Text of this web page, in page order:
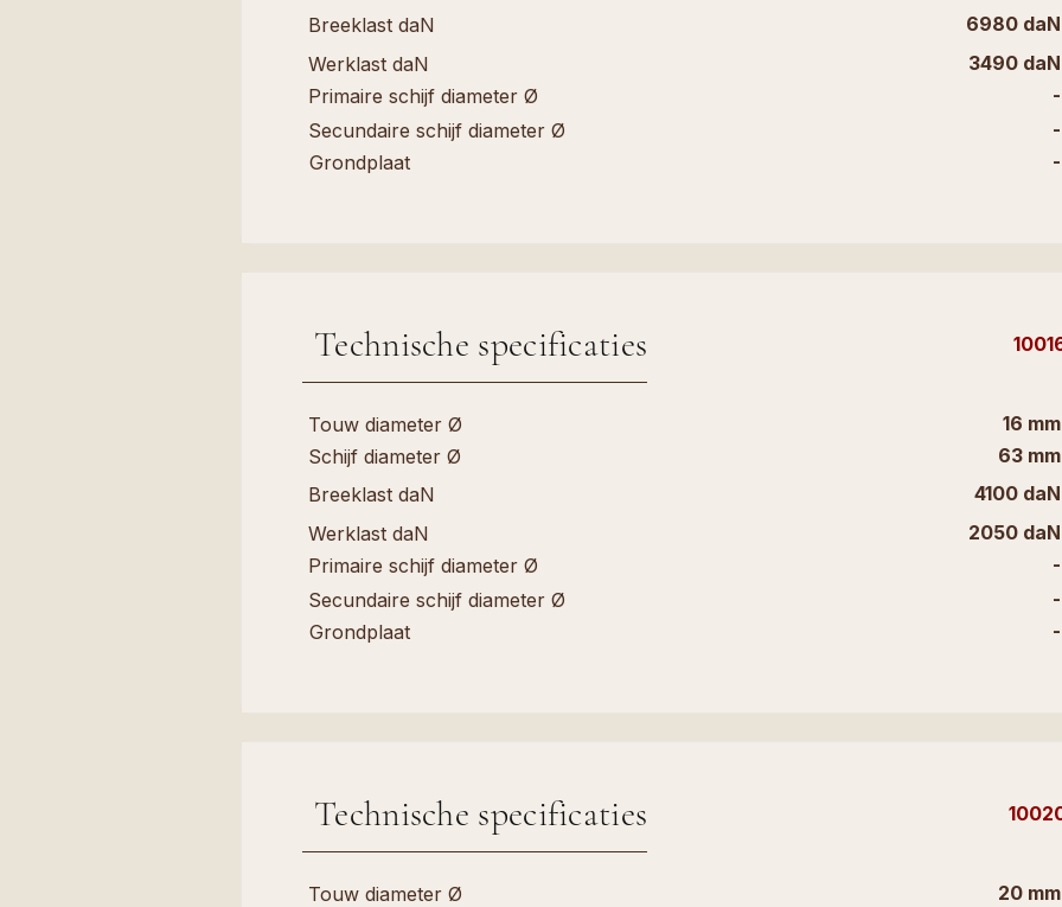
Breeklast daN
Werklast daN
Primaire schijf diameter Ø
Secundaire schijf diameter Ø
Grondplaat
6980 daN
3490 daN
-
-
-
Technische specificaties
Touw diameter Ø
Schijf diameter Ø
Breeklast daN
Werklast daN
Primaire schijf diameter Ø
Secundaire schijf diameter Ø
Grondplaat
16 mm
63 mm
4100 daN
2050 daN
-
-
-
Technische specificaties
Touw diameter Ø
20 mm